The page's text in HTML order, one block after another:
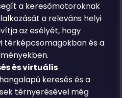
a keresőmotoroknak
a releváns helyi
az esélyét, hogy
térképcsomagokban és a
és virtuális
keresés és a
térnyerésével még